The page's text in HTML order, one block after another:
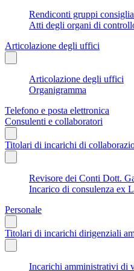
Rendiconti gruppi
Atti degli organi di
Articolazione degli uffici
Articolazione degli uffici
Organigramma
Telefono e posta elettronica
Consulenti e collaboratori
Titolari di incarichi di
Revisore dei Conti Dott.
Incarico di consulenza ex
Personale
Titolari di incarichi dirigenziali
Incarichi amministrativi di